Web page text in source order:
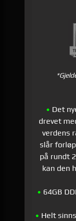
• Det
drevet
verdens
slår
på rundt
kan den
• 64GB
• Helt